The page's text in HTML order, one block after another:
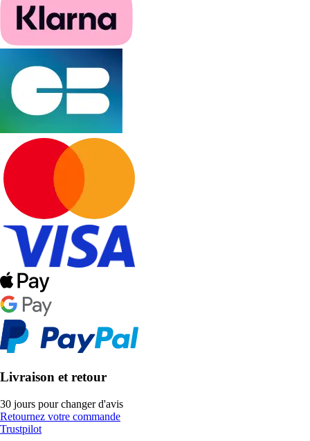
Livraison et retour
30 jours pour changer d'avis
Retournez votre commande
Trustpilot